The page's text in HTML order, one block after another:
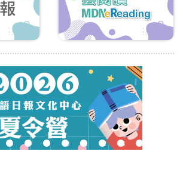
7 8 9 10 11 12 13 14